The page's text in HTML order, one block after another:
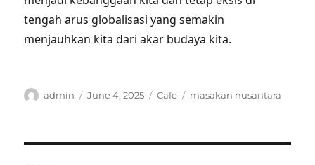
tengah arus globalisasi yang semakin
menjauhkan kita dari akar budaya kita.
Author
admin
Posted
June 4, 2025 Categories
Cafe Tags
masakan nusantara